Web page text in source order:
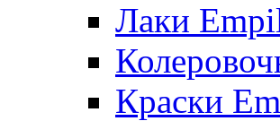
Лаки
Краски